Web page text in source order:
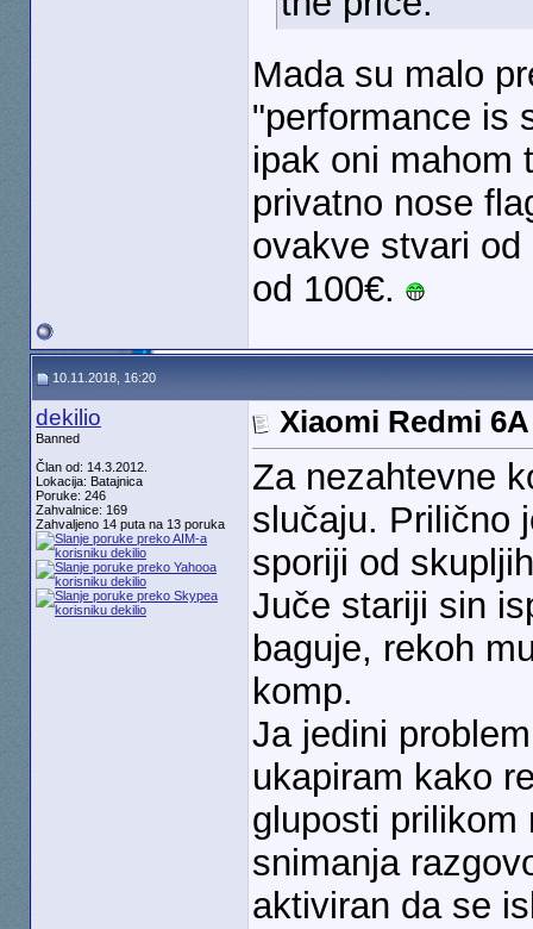
Mada su malo
"performance is
ipak oni mahom
privatno nose
ovakve stvari
od 100€.
10.11.2018, 16:20
dekilio
Banned
Član od: 14.3.2012.
Lokacija: Batajnica
Poruke: 246
Zahvalnice: 169
Zahvaljeno 14 puta na 13 poruka
Xiaomi Redmi 6A
Za nezahtevne
slučaju. Prilično
sporiji od
Juče stariji sin
baguje, rekoh
komp.
Ja jedini
ukapiram kako
gluposti prilikom
snimanja
aktiviran da se